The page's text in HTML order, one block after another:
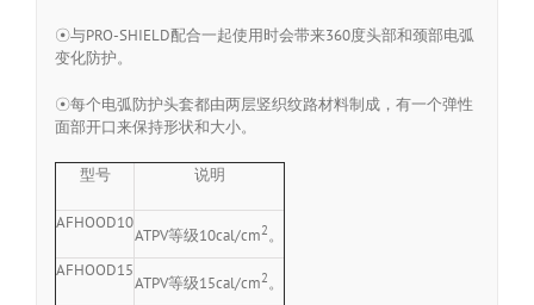
☉与PRO-SHIELD配合一起使用时会带来360度头部和颈部电弧
变化防护。
☉每个电弧防护头套都由两层竖织纹路材料制成，有一个弹性
面部开口来保持形状和大小。
型号 说明
AFHOOD10
ATPV等级10cal/cm2。
AFHOOD15
ATPV等级15cal/cm2。